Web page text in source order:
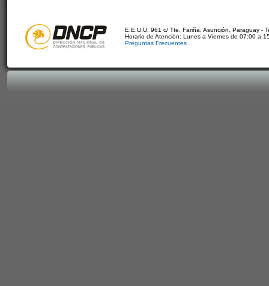
E.E.U.U. 961 c/ Tte. Fariña. Asunción, Paraguay -
Horario de Atención: Lunes a Viernes de 07:00 a
Preguntas Frecuentes